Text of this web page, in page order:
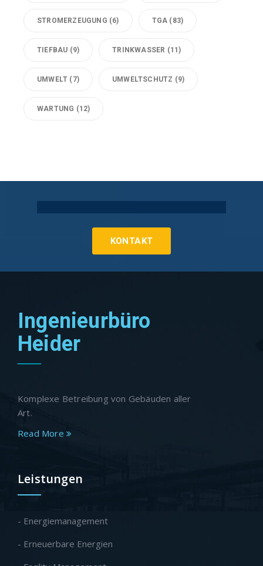
STROMERZEUGUNG (6) TGA (83)
TIEFBAU (9) TRINKWASSER (11)
UMWELT (7) UMWELTSCHUTZ (9)
WARTUNG (12)
KONTAKT
Ingenieurbüro
Heider
Komplexe Betreibung von Gebäuden aller
Art.
Read More
Leistungen
- Energiemanagement
- Erneuerbare Energien